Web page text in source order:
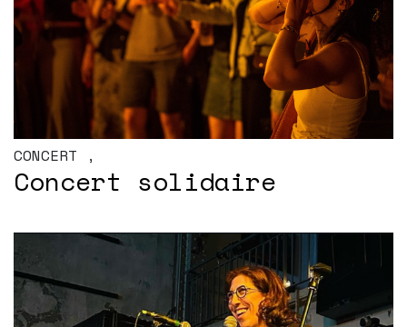
CONCERT ,
Concert solidaire